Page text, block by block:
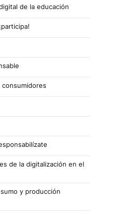
de la educación
de la digitalización en el
y producción